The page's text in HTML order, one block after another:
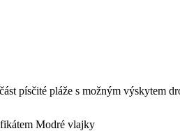
písčité pláže s možným výskytem
Modré vlajky